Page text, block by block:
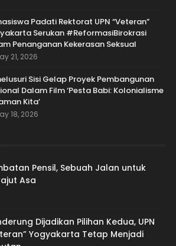
Padati Rektorat UPN “Veteran”
Serukan #ReformasiBirokrasi
Penanganan Kekerasan Seksual
21, 2026
Sisi Gelap Proyek Pembangunan
Dalam Film ‘Pesta Babi: Kolonialisme
Kita’
18, 2026
Pensil, Sebuah Jalan untuk
Asa
Dijadikan Pilihan Kedua, UPN
Yogyakarta Tetap Menjadi